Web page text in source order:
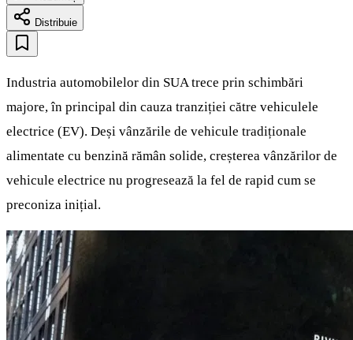
Distribuie
Industria automobilelor din SUA trece prin schimbări
majore, în principal din cauza tranziției către vehiculele
electrice (EV). Deși vânzările de vehicule tradiționale
alimentate cu benzină rămân solide, creșterea vânzărilor de
vehicule electrice nu progresează la fel de rapid cum se
preconiza inițial.